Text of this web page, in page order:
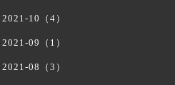
2021-10（4）
2021-09（1）
2021-08（3）